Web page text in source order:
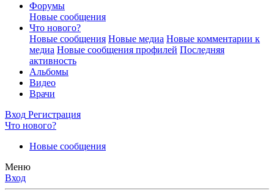
Форумы
Новые сообщения
Что нового?
Новые сообщения Новые медиа Новые комментарии к
медиа Новые сообщения профилей Последняя
активность
Альбомы
Видео
Врачи
Вход Регистрация
Что нового?
Новые сообщения
Меню
Вход